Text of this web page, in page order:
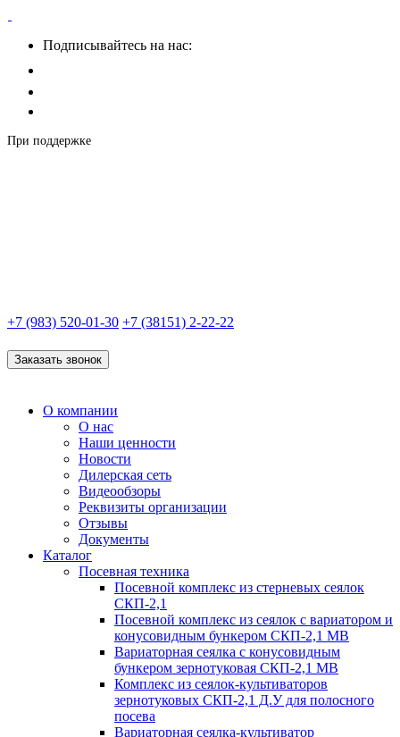
Подписывайтесь на нас:
При поддержке
+7 (983) 520-01-30 +7 (38151) 2-22-22
Заказать звонок
О компании
О нас
Наши ценности
Новости
Дилерская сеть
Видеообзоры
Реквизиты организации
Отзывы
Документы
Каталог
Посевная техника
Посевной комплекс из стерневых сеялок
СКП-2,1
Посевной комплекс из сеялок с вариатором и
конусовидным бункером СКП-2,1 МВ
Вариаторная сеялка с конусовидным
бункером зернотуковая СКП-2,1 МВ
Комплекс из сеялок-культиваторов
зернотуковых СКП-2,1 Д.У для полосного
посева
Вариаторная сеялка-культиватор